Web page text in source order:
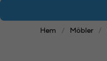
Hem Möbler